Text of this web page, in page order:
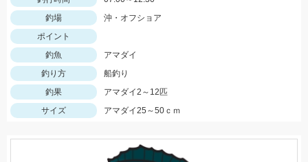
釣場
沖・オフショア
ポイント
釣魚
アマダイ
釣り方
船釣り
釣果
アマダイ2～12匹
サイズ
アマダイ25～50ｃｍ